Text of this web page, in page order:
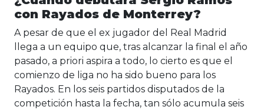
con Rayados de Monterrey?
A pesar de que el ex jugador del Real Madrid
llega a un equipo que, tras alcanzar la final el año
pasado, a priori aspira a todo, lo cierto es que el
comienzo de liga no ha sido bueno para los
Rayados. En los seis partidos disputados de la
competición hasta la fecha, tan sólo acumula seis